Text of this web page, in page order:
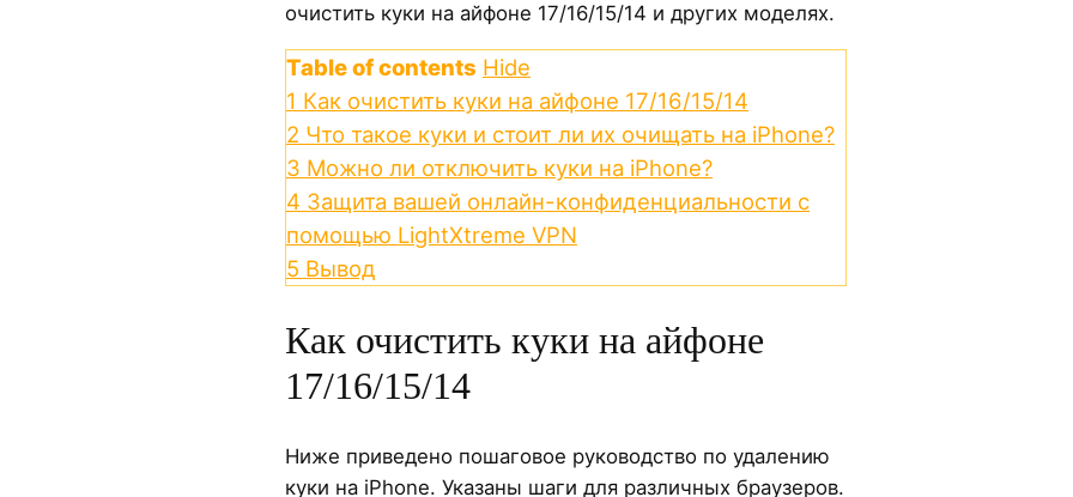
очистить куки на айфоне 17/16/15/14 и других моделях.
Table of contents Hide
1 Как очистить куки на айфоне 17/16/15/14
2 Что такое куки и стоит ли их очищать на iPhone?
3 Можно ли отключить куки на iPhone?
4 Защита вашей онлайн-конфиденциальности с
помощью LightXtreme VPN
5 Вывод
Как очистить куки на айфоне
17/16/15/14
Ниже приведено пошаговое руководство по удалению
куки на iPhone. Указаны шаги для различных браузеров.